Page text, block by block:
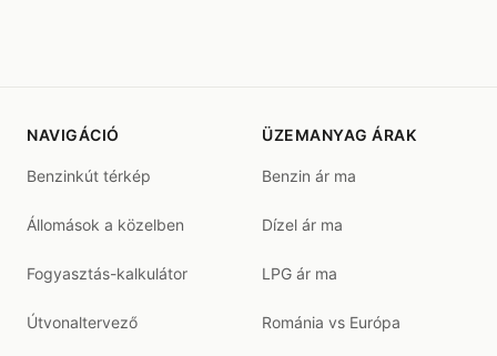
NAVIGÁCIÓ
Benzinkút térkép
Állomások a közelben
Fogyasztás-kalkulátor
Útvonaltervező
ÜZEMANYAG ÁRAK
Benzin ár ma
Dízel ár ma
LPG ár ma
Románia vs Európa